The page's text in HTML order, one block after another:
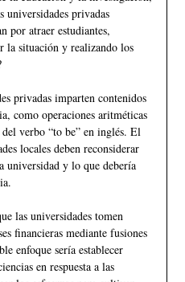
universidades privadas
por atraer estudiantes,
la situación y realizando los
privadas imparten contenidos
como operaciones aritméticas
verbo “to be” en inglés. El
locales deben reconsiderar
universidad y lo que debería
las universidades tomen
financieras mediante fusiones
enfoque sería establecer
en respuesta a las